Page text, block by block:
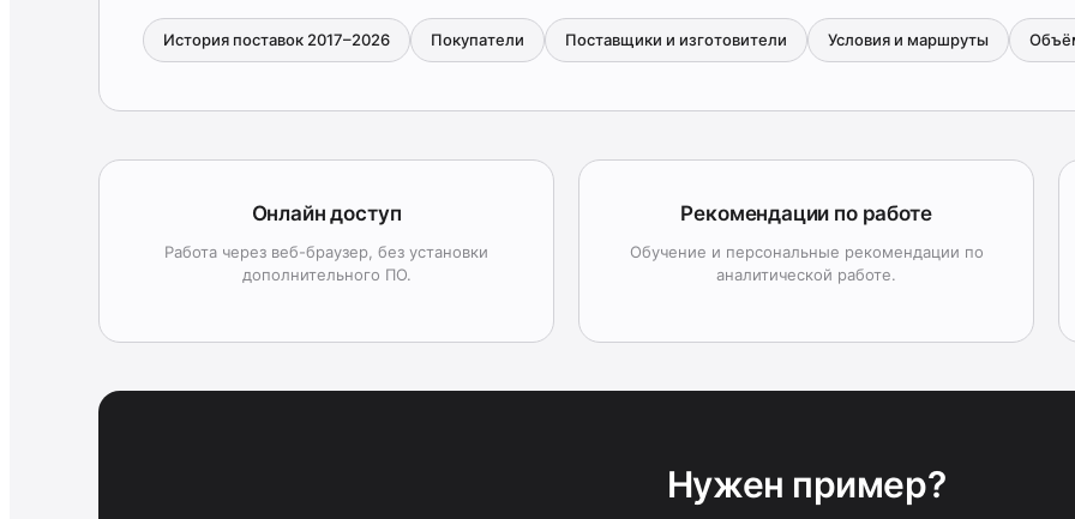
История поставок 2017–2026 Покупатели Поставщики и изготовители Условия и маршруты
Онлайн доступ
Работа через веб-браузер, без установки
дополнительного ПО.
Рекомендации по работе
Обучение и персональные рекомендации по
аналитической работе.
Нужен пример?